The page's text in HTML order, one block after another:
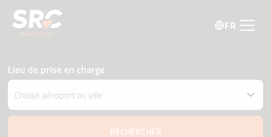
FR
Lieu de prise en charge
Restituer la voiture à un autre endroit